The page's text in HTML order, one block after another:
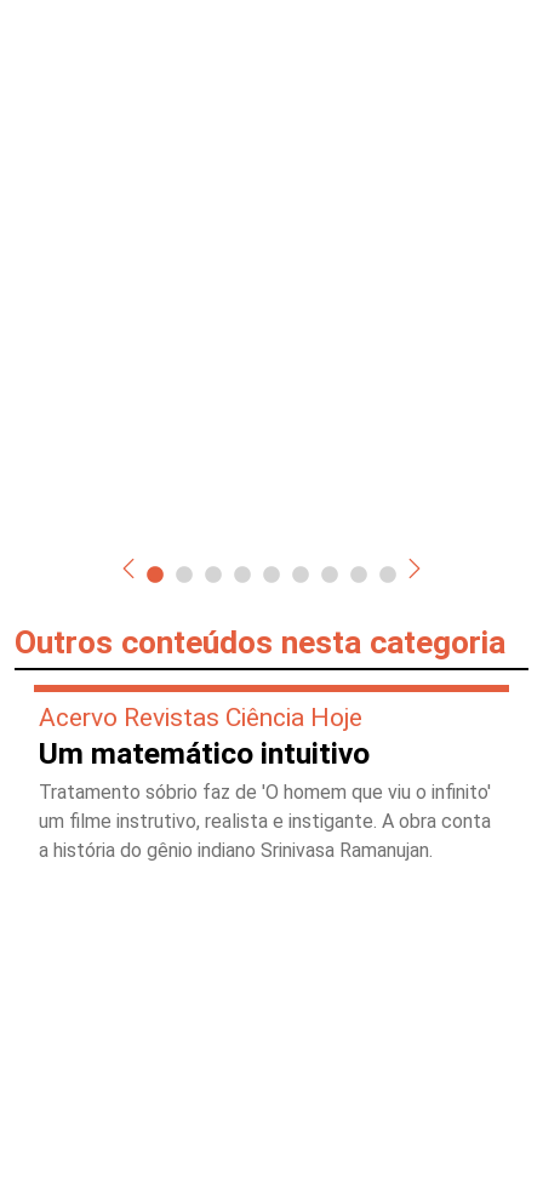
Outros conteúdos nesta categoria
Acervo Revistas Ciência Hoje
Um matemático intuitivo
Tratamento sóbrio faz de 'O homem que viu o infinito'
um filme instrutivo, realista e instigante. A obra conta
a história do gênio indiano Srinivasa Ramanujan.